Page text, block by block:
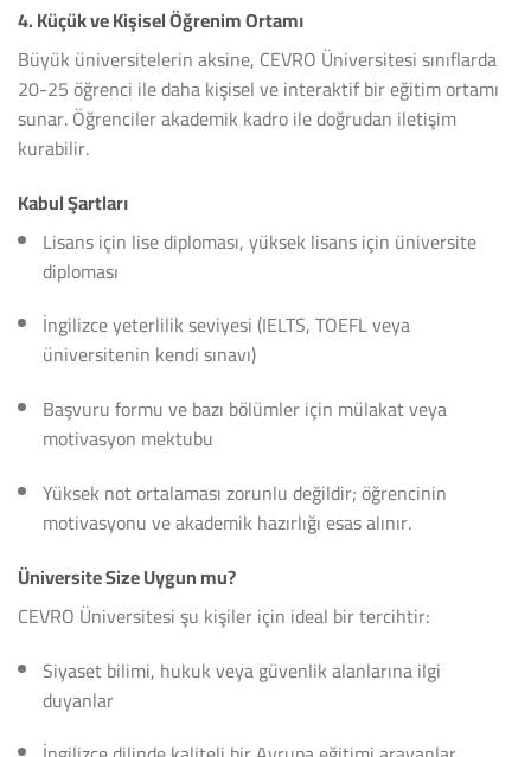
4.Küçük ve Kişisel Öğrenim Ortamı
Büyük üniversitelerin aksine, CEVRO Üniversitesi sınıflarda
20-25 öğrenci ile daha kişisel ve interaktif bir eğitim ortamı
sunar. Öğrenciler akademik kadro ile doğrudan iletişim
kurabilir.
Kabul Şartları
Lisans için lise diploması, yüksek lisans için üniversite
diploması
İngilizce yeterlilik seviyesi (IELTS, TOEFL veya
üniversitenin kendi sınavı)
Başvuru formu ve bazı bölümler için mülakat veya
motivasyon mektubu
Yüksek not ortalaması zorunlu değildir; öğrencinin
motivasyonu ve akademik hazırlığı esas alınır.
Üniversite Size Uygun mu?
CEVRO Üniversitesi şu kişiler için ideal bir tercihtir:
Siyaset bilimi, hukuk veya güvenlik alanlarına ilgi
duyanlar